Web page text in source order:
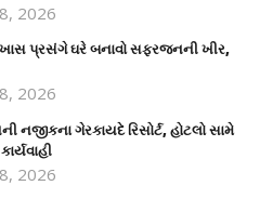
2026
પ્રસંગે ઘરે બનાવો સફરજનની ખીર,
2026
નજીકના ગેરકાયદે રિસોર્ટ, હોટલો સામે
2026